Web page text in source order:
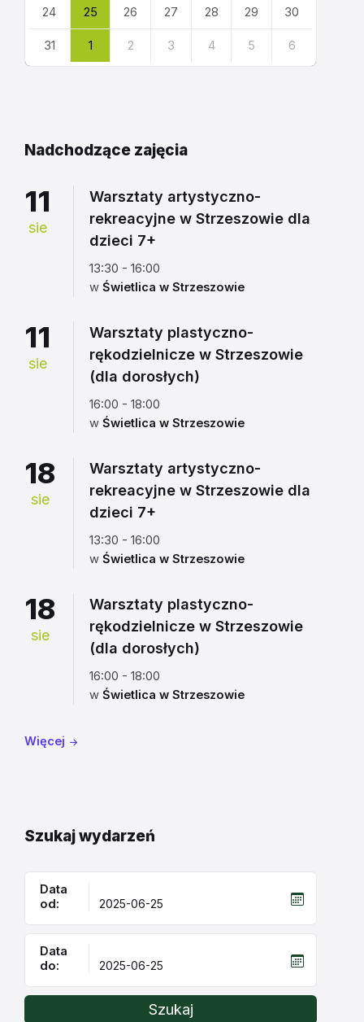
24 25 26 27 28 29 30
31 1 2 3 4 5 6
Nadchodzące zajęcia
11
sie
Warsztaty artystyczno-
rekreacyjne w Strzeszowie dla
dzieci 7+
13:30 - 16:00
w Świetlica w Strzeszowie
11
sie
Warsztaty plastyczno-
rękodzielnicze w Strzeszowie
(dla dorosłych)
16:00 - 18:00
w Świetlica w Strzeszowie
18
sie
Warsztaty artystyczno-
rekreacyjne w Strzeszowie dla
dzieci 7+
13:30 - 16:00
w Świetlica w Strzeszowie
18
sie
Warsztaty plastyczno-
rękodzielnicze w Strzeszowie
(dla dorosłych)
16:00 - 18:00
w Świetlica w Strzeszowie
Więcej
Szukaj wydarzeń
Data
od:
Data
do:
Szukaj